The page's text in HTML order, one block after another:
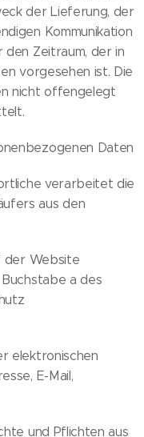
der Lieferung, der
Kommunikation
Zeitraum, der in
vorgesehen ist. Die
nicht offengelegt
Daten
verarbeitet die
aus den
der Website
a des
elektronischen
E-Mail,
und Pflichten aus